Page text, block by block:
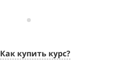
Как купить курс?